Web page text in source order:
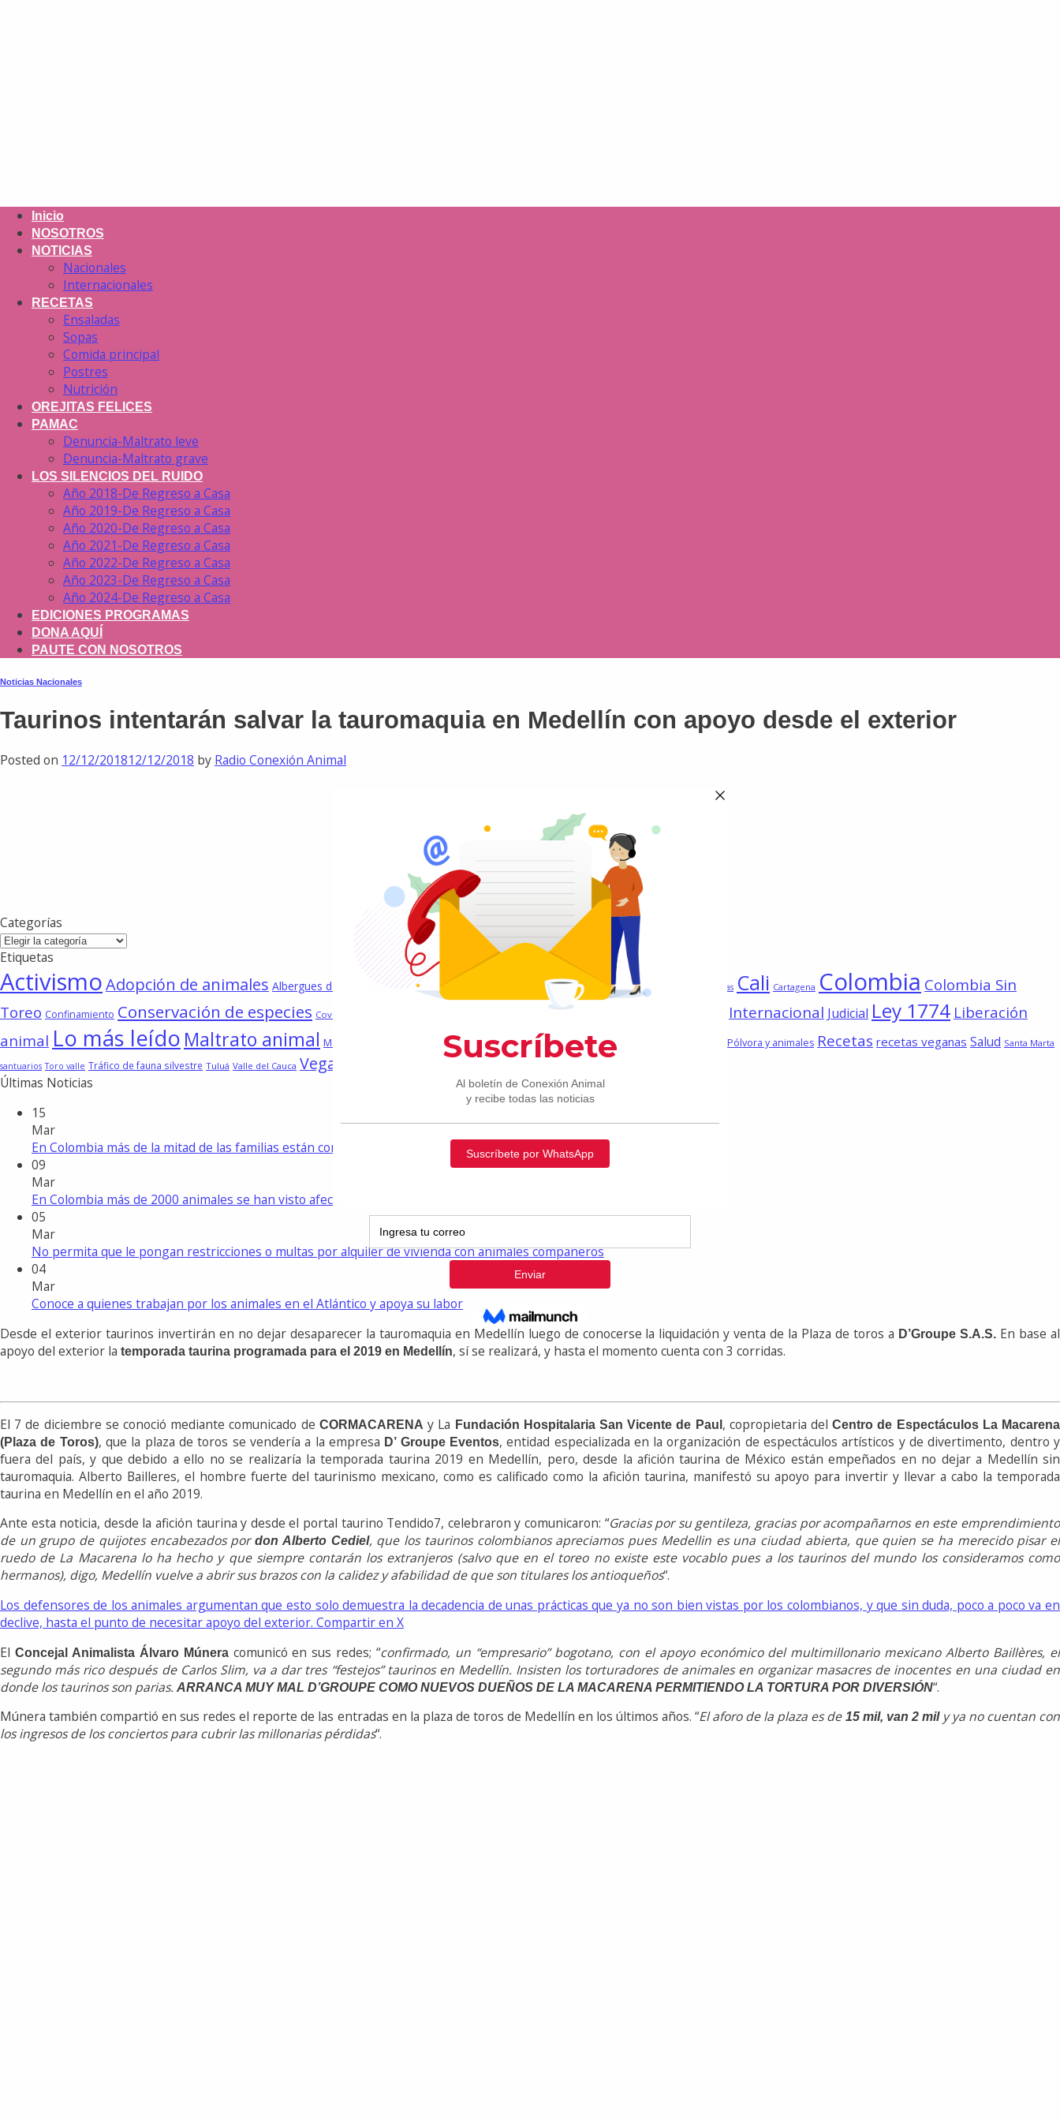
Inicio
NOSOTROS
NOTICIAS
Nacionales
Internacionales
RECETAS
Ensaladas
Sopas
Comida principal
Postres
Nutrición
OREJITAS FELICES
PAMAC
Denuncia-Maltrato leve
Denuncia-Maltrato grave
LOS SILENCIOS DEL RUIDO
Año 2018-De Regreso a Casa
Año 2019-De Regreso a Casa
Año 2020-De Regreso a Casa
Año 2021-De Regreso a Casa
Año 2022-De Regreso a Casa
Año 2023-De Regreso a Casa
Año 2024-De Regreso a Casa
EDICIONES PROGRAMAS
DONA AQUÍ
PAUTE CON NOSOTROS
Noticias Nacionales
Taurinos intentarán salvar la tauromaquia en Medellín con apoyo desde el exterior
Posted on 12/12/201812/12/2018 by Radio Conexión Animal
Categorías
Categorías
Etiquetas
ActivismoAdopción de animales Albergues de animales Alimentación consciente Ambiental Antioquia Arauca Bogotá Caldas Cali Cartagena Colombia Colombia Sin
Toreo Confinamiento Conservación de especies Covid-19 y animales España Internacional Judicial Ley 1774 Liberación
animal Lo más leído Maltrato animal Manizales México Norte de Santander Pereira Popayán Pólvora y animales Recetas recetas veganas Salud Santa Marta
santuarios Toro valle Tráfico de fauna silvestre Tuluá Valle del Cauca Veganismo
Últimas Noticias
15
Mar
En Colombia más de la mitad de las familias están conformadas por animales compañeros
09
Mar
En Colombia más de 2000 animales se han visto afectados por caminantes en Colombia
05
Mar
No permita que le pongan restricciones o multas por alquiler de vivienda con animales compañeros
04
Mar
Conoce a quienes trabajan por los animales en el Atlántico y apoya su labor
Desde el exterior taurinos invertirán en no dejar desaparecer la tauromaquia en Medellín luego de conocerse la liquidación y venta de la Plaza de toros a D’Groupe S.A.S. En base al
apoyo del exterior la temporada taurina programada para el 2019 en Medellín, sí se realizará, y hasta el momento cuenta con 3 corridas.
El 7 de diciembre se conoció mediante comunicado de CORMACARENA y La Fundación Hospitalaria San Vicente de Paul , copropietaria delCentro de Espectáculos La Macarena
(Plaza de Toros), que la plaza de toros se vendería a la empresa D’ Groupe Eventos, entidad especializada en la organización de espectáculos artísticos y de divertimento, dentro y
fuera del país, y que debido a ello no se realizaría la temporada taurina 2019 en Medellín, pero, desde la afición taurina de México están empeñados en no dejar a Medellín sin
tauromaquia. Alberto Bailleres, el hombre fuerte del taurinismo mexicano, como es calificado como la afición taurina, manifestó su apoyo para invertir y llevar a cabo la temporada
taurina en Medellín en el año 2019.
Ante esta noticia, desde la afición taurina y desde el portal taurino Tendido7, celebraron y comunicaron: “Gracias por su gentileza, gracias por acompañarnos en este emprendimiento
de un grupo de quijotes encabezados pordon Alberto Cediel, que los taurinos colombianos apreciamos pues Medellin es una ciudad abierta, que quien se ha merecido pisar el
ruedo de La Macarena lo ha hecho y que siempre contarán los extranjeros (salvo que en el toreo no existe este vocablo pues a los taurinos del mundo los consideramos como
hermanos), digo, Medellín vuelve a abrir sus brazos con la calidez y afabilidad de que son titulares los antioqueños“.
Los defensores de los animales argumentan que esto solo demuestra la decadencia de unas prácticas que ya no son bien vistas por los colombianos, y que sin duda, poco a poco va en
declive, hasta el punto de necesitar apoyo del exterior. Compartir en X
El Concejal Animalista Álvaro Múneracomunicó en sus redes; “confirmado, un “empresario” bogotano, con el apoyo económico del multimillonario mexicano Alberto Baillères, el
segundo más rico después de Carlos Slim, va a dar tres “festejos” taurinos en Medellín. Insisten los torturadores de animales en organizar masacres de inocentes en una ciudad en
donde los taurinos son parias. ARRANCA MUY MAL D’GROUPE COMO NUEVOS DUEÑOS DE LA MACARENA PERMITIENDO LA TORTURA POR DIVERSIÓN“.
Múnera también compartió en sus redes el reporte de las entradas en la plaza de toros de Medellín en los últimos años. “El aforo de la plaza es de 15 mil, van 2 mily ya no cuentan con
los ingresos de los conciertos para cubrir las millonarias pérdidas“.